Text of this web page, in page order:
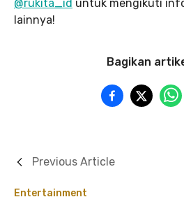
@rukita_id untuk mengikuti
lainnya!
Bagikan
Entertainment
Previous Article